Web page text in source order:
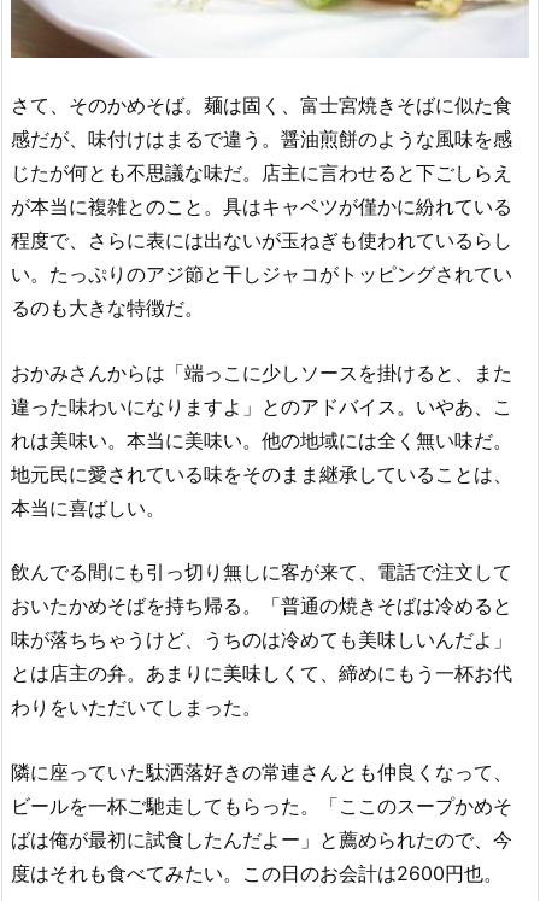
さて、そのかめそば。麺は固く、富士宮焼きそばに似た食
感だが、味付けはまるで違う。醤油煎餅のような風味を感
じたが何とも不思議な味だ。店主に言わせると下ごしらえ
が本当に複雑とのこと。具はキャベツが僅かに紛れている
程度で、さらに表には出ないが玉ねぎも使われているらし
い。たっぷりのアジ節と干しジャコがトッピングされてい
るのも大きな特徴だ。
おかみさんからは「端っこに少しソースを掛けると、また
違った味わいになりますよ」とのアドバイス。いやあ、こ
れは美味い。本当に美味い。他の地域には全く無い味だ。
地元民に愛されている味をそのまま継承していることは、
本当に喜ばしい。
飲んでる間にも引っ切り無しに客が来て、電話で注文して
おいたかめそばを持ち帰る。「普通の焼きそばは冷めると
味が落ちちゃうけど、うちのは冷めても美味しいんだよ」
とは店主の弁。あまりに美味しくて、締めにもう一杯お代
わりをいただいてしまった。
隣に座っていた駄洒落好きの常連さんとも仲良くなって、
ビールを一杯ご馳走してもらった。「ここのスープかめそ
ばは俺が最初に試食したんだよー」と薦められたので、今
度はそれも食べてみたい。この日のお会計は2600円也。